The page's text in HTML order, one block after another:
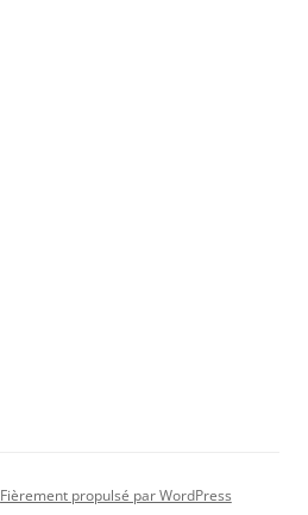
Fièrement propulsé par WordPress